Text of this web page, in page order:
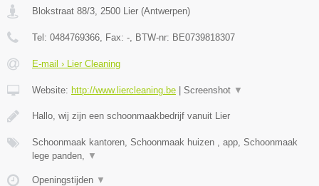
Blokstraat 88/3 2500 Lier (Antwerpen)
Tel: 0484769366 , Fax: - , BTW-nr: BE0739818307
E-mail › Lier Cleaning
Website: http://www.liercleaning.be Screenshot ▼
Hallo, wij zijn een schoonmaakbedrijf vanuit Lier
Schoonmaak kantoren, Schoonmaak huizen , app, Schoonmaak
lege panden,
▼
Openingstijden ▼